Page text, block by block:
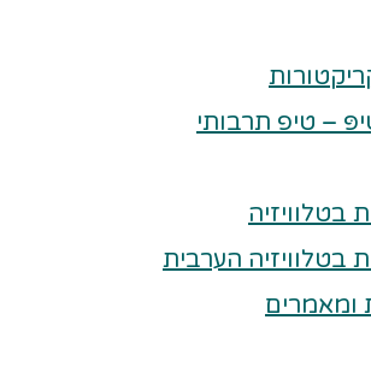
– טיפ תרבותי
בטלוויזיה
בטלוויזיה הערבית
ומאמרים